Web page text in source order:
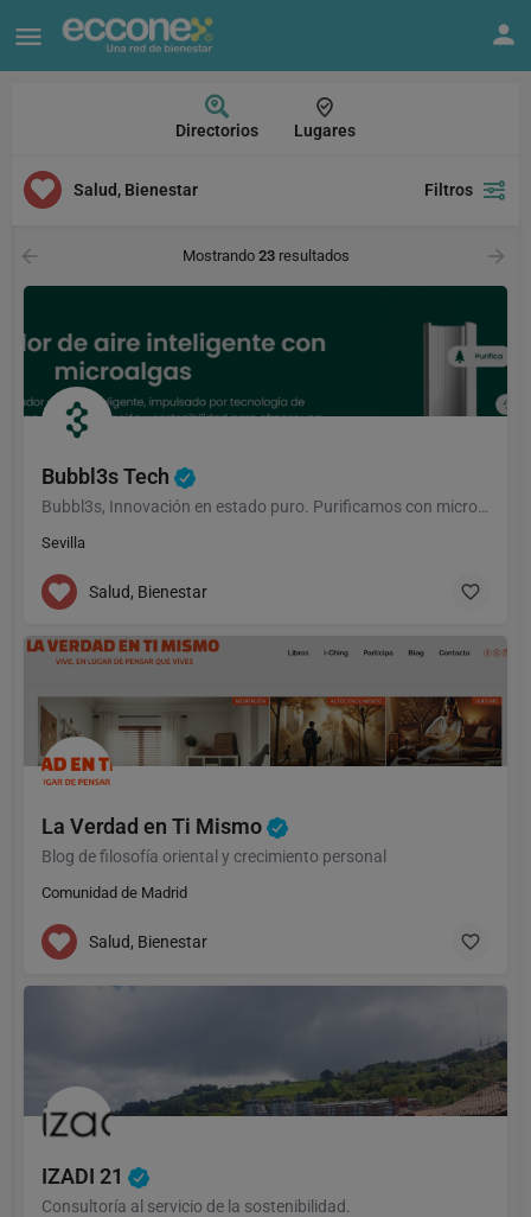
Directorios Lugares
Salud, Bienestar Filtros
Mostrando 23resultados
Bubbl3s Tech
Bubbl3s, Innovación en estado puro. Purificamos con microalgas🌿💨
Sevilla
Salud, Bienestar
La Verdad en Ti Mismo
Blog de filosofía oriental y crecimiento personal
Comunidad de Madrid
Salud, Bienestar
IZADI 21
Consultoría al servicio de la sostenibilidad.